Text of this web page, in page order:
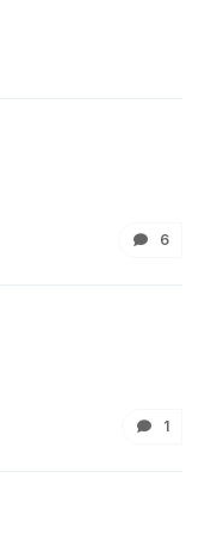
6
1